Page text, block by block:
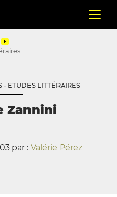
- ETUDES LITTÉRAIRES
Zannini
par : Valérie Pérez